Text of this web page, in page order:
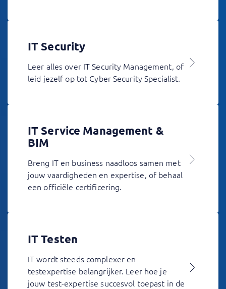
IT Security
Leer alles over IT Security Management, of
leid jezelf op tot Cyber Security Specialist.
IT Service Management &
BIM
Breng IT en business naadloos samen met
jouw vaardigheden en expertise, of behaal
een officiële certificering.
IT Testen
IT wordt steeds complexer en
testexpertise belangrijker. Leer hoe je
jouw test-expertise succesvol toepast in de